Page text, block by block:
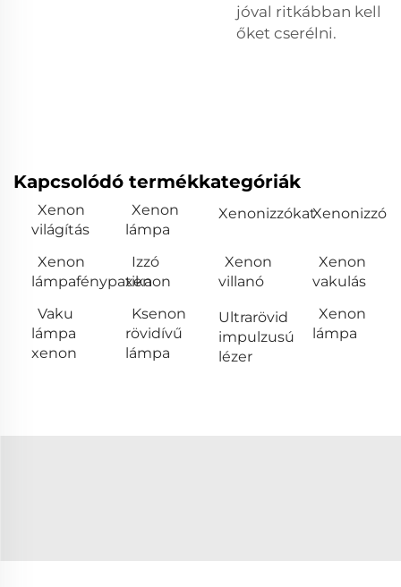
jóval ritkábban kell
őket cserélni.
Kapcsolódó termékkategóriák
Xenon
világítás
Xenon
lámpa
XenonizzókatXenonizzó
Xenon
lámpafénypatika
Izzó
xenon
Xenon
villanó
Xenon
vakulás
Vaku
lámpa
xenon
Ksenon
rövidívű
lámpa
Ultrarövid
impulzusú
lézer
Xenon
lámpa